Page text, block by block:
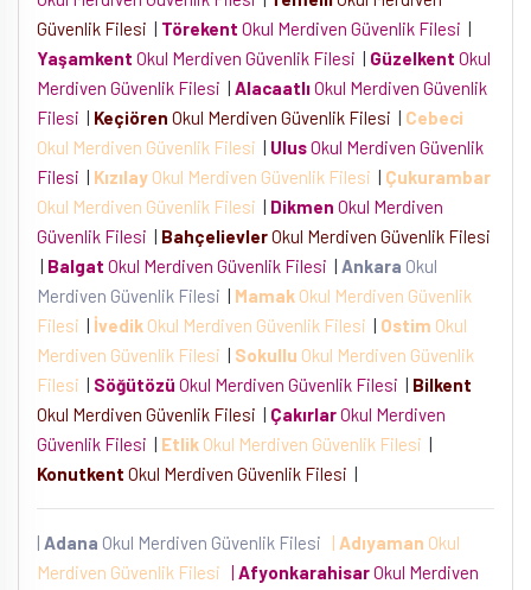
Güvenlik Filesi | Törekent Okul Merdiven Güvenlik Filesi |
Yaşamkent Okul Merdiven Güvenlik Filesi | Güzelkent Okul
Merdiven Güvenlik Filesi | AlacaatlıOkul Merdiven Güvenlik
Filesi | Keçiören Okul Merdiven Güvenlik Filesi | Cebeci
Okul Merdiven Güvenlik Filesi | UlusOkul Merdiven Güvenlik
Filesi | Kızılay Okul Merdiven Güvenlik Filesi | Çukurambar
Okul Merdiven Güvenlik Filesi | Dikmen Okul Merdiven
Güvenlik Filesi | BahçelievlerOkul Merdiven Güvenlik Filesi
| Balgat Okul Merdiven Güvenlik Filesi | Ankara Okul
Merdiven Güvenlik Filesi | Mamak Okul Merdiven Güvenlik
Filesi | İvedik Okul Merdiven Güvenlik Filesi | Ostim Okul
Merdiven Güvenlik Filesi | Sokullu Okul Merdiven Güvenlik
Filesi | Söğütözü Okul Merdiven Güvenlik Filesi | Bilkent
Okul Merdiven Güvenlik Filesi | ÇakırlarOkul Merdiven
Güvenlik Filesi | Etlik Okul Merdiven Güvenlik Filesi |
Konutkent Okul Merdiven Güvenlik Filesi |
| Adana Okul Merdiven Güvenlik Filesi | Adıyaman Okul
Merdiven Güvenlik Filesi | AfyonkarahisarOkul Merdiven